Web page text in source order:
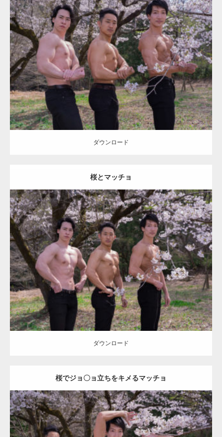
Update:2021.07.8
Category: 桜とマッチョ kaichan AKIHITO(細マッチョ) SOSUKE 外資
系筋肉 上腕二頭筋 上腕三頭筋 肩
ダウンロード
ダウンロード
桜とマッチョ
Update:2021.07.8
Category:桜とマッチョ kaichanAKIHITO(細マッチョ) SOSUKE 外資
系筋肉
上腕三頭筋 大胸筋
ダウンロード
ダウンロード
桜でジョ〇ョ立ちをキメるマッチョ
Update:2021.07.8